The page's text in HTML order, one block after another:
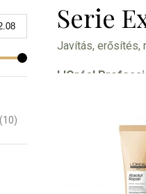
(10)
Serie
Javítás, erősítés,
L'Oréal
Annak
teljes